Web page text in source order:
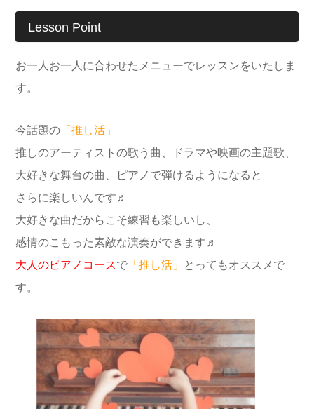
Lesson Point
お一人お一人に合わせたメニューでレッスンをいたしま
す。
今話題の 「推し活」
推しのアーティストの歌う曲、ドラマや映画の主題歌、
大好きな舞台の曲、ピアノで弾けるようになると
さらに楽しいんです♬
大好きな曲だからこそ練習も楽しいし、
感情のこもった素敵な演奏ができます♬
大人のピアノコースで 「推し活」
とってもオススメで
す。